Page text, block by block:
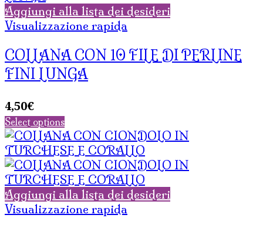
Aggiungi alla lista dei desideri
Visualizzazione rapida
COLLANA CON 10 FILE DI PERLINE
FINI LUNGA
4,50€
Select options
Aggiungi alla lista dei desideri
Visualizzazione rapida